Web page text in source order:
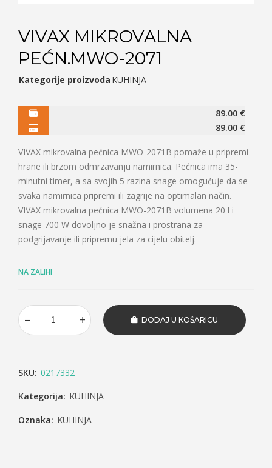
VIVAX MIKROVALNA
PEĆN.MWO-2071
Kategorije proizvoda KUHINJA
89.00 €
89.00 €
VIVAX mikrovalna pećnica MWO-2071B pomaže u pripremi
hrane ili brzom odmrzavanju namirnica. Pećnica ima 35-
minutni timer, a sa svojih 5 razina snage omogućuje da se
svaka namirnica pripremi ili zagrije na optimalan način.
VIVAX mikrovalna pećnica MWO-2071B volumena 20 l i
snage 700 W dovoljno je snažna i prostrana za
podgrijavanje ili pripremu jela za cijelu obitelj.
NA ZALIHI
DODAJ U KOŠARICU
SKU: 0217332
Kategorija: KUHINJA
Oznaka: KUHINJA